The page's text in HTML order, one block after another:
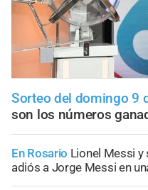
Sorteo del domingo 9
son los números
En Rosario Lionel Messi
adiós a Jorge Messi en